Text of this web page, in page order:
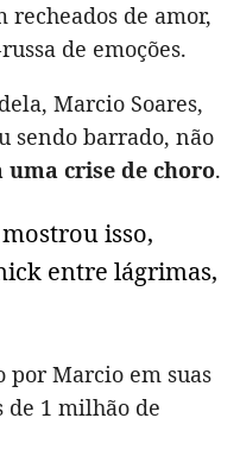
recheados de amor,
de emoções.
Marcio Soares,
sendo barrado, não
crise de choro.
isso,
entre lágrimas,
por Marcio em suas
de 1 milhão de